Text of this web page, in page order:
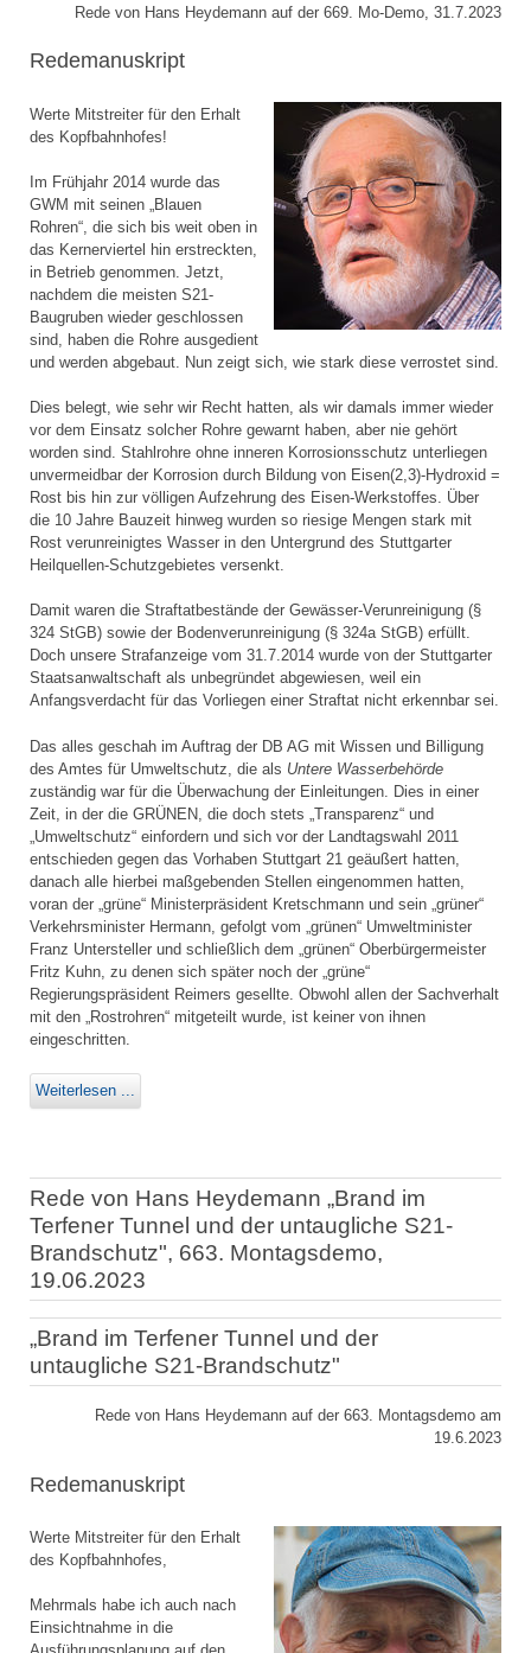
Rede von Hans Heydemann auf der 669. Mo-Demo, 31.7.2023
Redemanuskript
Werte Mitstreiter für den Erhalt
des Kopfbahnhofes!
Im Frühjahr 2014 wurde das
GWM mit seinen „Blauen
Rohren“, die sich bis weit oben in
das Kernerviertel hin erstreckten,
in Betrieb genommen. Jetzt,
nachdem die meisten S21-
Baugruben wieder geschlossen
sind, haben die Rohre ausgedient
und werden abgebaut. Nun zeigt sich, wie stark diese verrostet sind.
Dies belegt, wie sehr wir Recht hatten, als wir damals immer wieder
vor dem Einsatz solcher Rohre gewarnt haben, aber nie gehört
worden sind. Stahlrohre ohne inneren Korrosionsschutz unterliegen
unvermeidbar der Korrosion durch Bildung von Eisen(2,3)-Hydroxid =
Rost bis hin zur völligen Aufzehrung des Eisen-Werkstoffes. Über
die 10 Jahre Bauzeit hinweg wurden so riesige Mengen stark mit
Rost verunreinigtes Wasser in den Untergrund des Stuttgarter
Heilquellen-Schutzgebietes versenkt.
Damit waren die Straftatbestände der Gewässer-Verunreinigung (§
324 StGB) sowie der Bodenverunreinigung (§ 324a StGB) erfüllt.
Doch unsere Strafanzeige vom 31.7.2014 wurde von der Stuttgarter
Staatsanwaltschaft als unbegründet abgewiesen, weil ein
Anfangsverdacht für das Vorliegen einer Straftat nicht erkennbar sei.
Das alles geschah im Auftrag der DB AG mit Wissen und Billigung
des Amtes für Umweltschutz, die als Untere Wasserbehörde
zuständig war für die Überwachung der Einleitungen. Dies in einer
Zeit, in der die GRÜNEN, die doch stets „Transparenz“ und
„Umweltschutz“ einfordern und sich vor der Landtagswahl 2011
entschieden gegen das Vorhaben Stuttgart 21 geäußert hatten,
danach alle hierbei maßgebenden Stellen eingenommen hatten,
voran der „grüne“ Ministerpräsident Kretschmann und sein „grüner“
Verkehrsminister Hermann, gefolgt vom „grünen“ Umweltminister
Franz Untersteller und schließlich dem „grünen“ Oberbürgermeister
Fritz Kuhn, zu denen sich später noch der „grüne“
Regierungspräsident Reimers gesellte. Obwohl allen der Sachverhalt
mit den „Rostrohren“ mitgeteilt wurde, ist keiner von ihnen
eingeschritten.
Weiterlesen ...
Rede von Hans Heydemann „Brand im
Terfener Tunnel und der untaugliche S21-
Brandschutz", 663. Montagsdemo,
19.06.2023
„Brand im Terfener Tunnel und der
untaugliche S21-Brandschutz"
Rede von Hans Heydemann auf der 663. Montagsdemo am
19.6.2023
Redemanuskript
Werte Mitstreiter für den Erhalt
des Kopfbahnhofes,
Mehrmals habe ich auch nach
Einsichtnahme in die